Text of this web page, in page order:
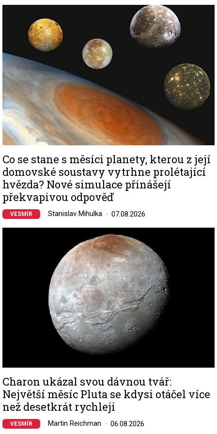
Co se stane s měsíci planety, kterou z její
domovské soustavy vytrhne prolétající
hvězda? Nové simulace přinášejí
překvapivou odpověď
VESMÍR Stanislav Mihulka 07.08.2026
Charon ukázal svou dávnou tvář:
Největší měsíc Pluta se kdysi otáčel více
než desetkrát rychleji
VESMÍR Martin Reichman 06.08.2026